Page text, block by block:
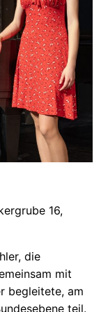
16,
die
mit
begleitete, am
teil.